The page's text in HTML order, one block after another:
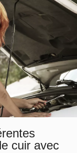
cuir avec